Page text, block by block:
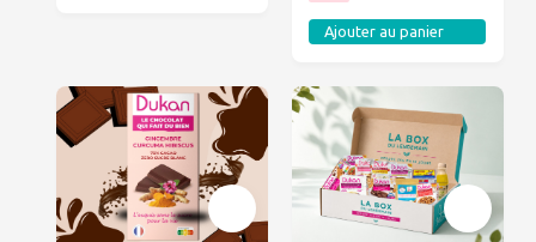
Ajouter au panier